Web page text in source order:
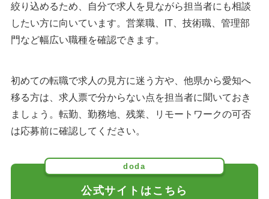
絞り込めるため、自分で求人を見ながら担当者にも相談
したい方に向いています。営業職、IT、技術職、管理部
門など幅広い職種を確認できます。
初めての転職で求人の見方に迷う方や、他県から愛知へ
移る方は、求人票で分からない点を担当者に聞いておき
ましょう。転勤、勤務地、残業、リモートワークの可否
は応募前に確認してください。
doda
公式サイトはこちら